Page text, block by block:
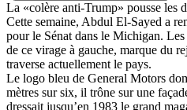
La «colère anti-Trump» pousse les
Cette semaine, Abdul El-Sayed a
pour le Sénat dans le Michigan. Les
de ce virage à gauche, marque du
traverse actuellement le pays.
Le logo bleu de General Motors
mètres sur six, il trône sur une
dressait jusqu’en 1983 le grand